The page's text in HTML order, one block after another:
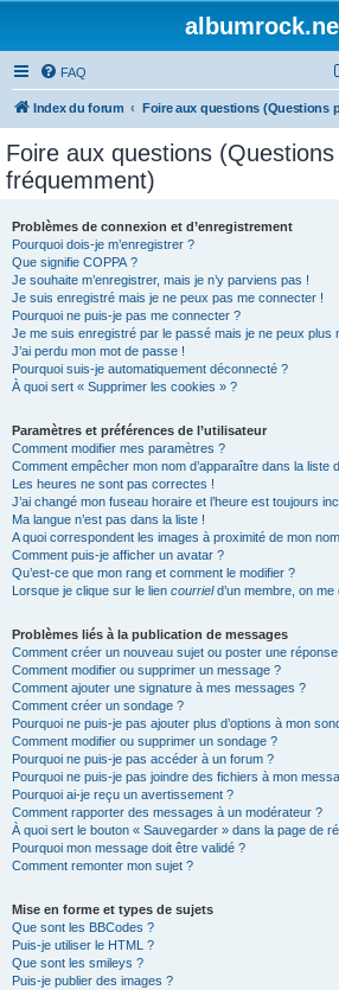
FAQ
Index du forum Foire aux questions (Questions
Foire aux questions
fréquemment)
Problèmes de connexion et d’enregistrement
Pourquoi dois-je m’enregistrer ?
Que signifie COPPA ?
Je souhaite m’enregistrer, mais je n’y parviens pas !
Je suis enregistré mais je ne peux pas me connecter !
Pourquoi ne puis-je pas me connecter ?
Je me suis enregistré par le passé mais je ne peux plus
J’ai perdu mon mot de passe !
Pourquoi suis-je automatiquement déconnecté ?
À quoi sert « Supprimer les cookies » ?
Paramètres et préférences de l’utilisateur
Comment modifier mes paramètres ?
Comment empêcher mon nom d’apparaître dans la liste
Les heures ne sont pas correctes !
J’ai changé mon fuseau horaire et l’heure est toujours
Ma langue n’est pas dans la liste !
A quoi correspondent les images à proximité de mon
Comment puis-je afficher un avatar ?
Qu’est-ce que mon rang et comment le modifier ?
Lorsque je clique sur le lien courrield’un membre, on
Problèmes liés à la publication de messages
Comment créer un nouveau sujet ou poster une
Comment modifier ou supprimer un message ?
Comment ajouter une signature à mes messages ?
Comment créer un sondage ?
Pourquoi ne puis-je pas ajouter plus d’options à mon
Comment modifier ou supprimer un sondage ?
Pourquoi ne puis-je pas accéder à un forum ?
Pourquoi ne puis-je pas joindre des fichiers à mon
Pourquoi ai-je reçu un avertissement ?
Comment rapporter des messages à un modérateur ?
À quoi sert le bouton « Sauvegarder » dans la page de
Pourquoi mon message doit être validé ?
Comment remonter mon sujet ?
Mise en forme et types de sujets
Que sont les BBCodes ?
Puis-je utiliser le HTML ?
Que sont les smileys ?
Puis-je publier des images ?